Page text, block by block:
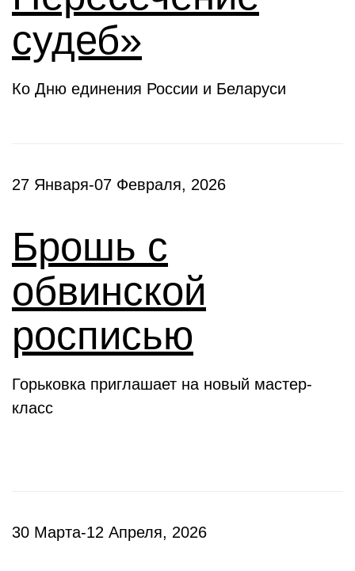
судеб»
Ко Дню единения России и Беларуси
27 Января-07 Февраля, 2026
Брошь с
обвинской
росписью
Горьковка приглашает на новый мастер-
класс
30 Марта-12 Апреля, 2026